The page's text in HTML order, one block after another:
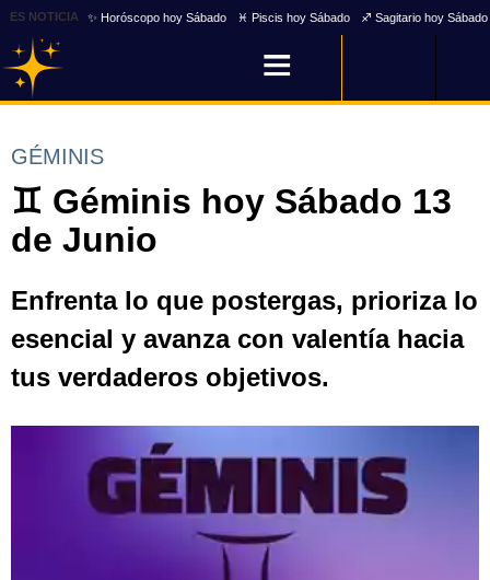
ES NOTICIA ✨ Horóscopo hoy Sábado ♓ Piscis hoy Sábado ♐ Sagitario hoy Sábado
GÉMINIS
♊ Géminis hoy Sábado 13
de Junio
Enfrenta lo que postergas, prioriza lo
esencial y avanza con valentía hacia
tus verdaderos objetivos.